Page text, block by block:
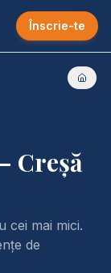
Înscrie-te
Creșă
cei mai mici.
de